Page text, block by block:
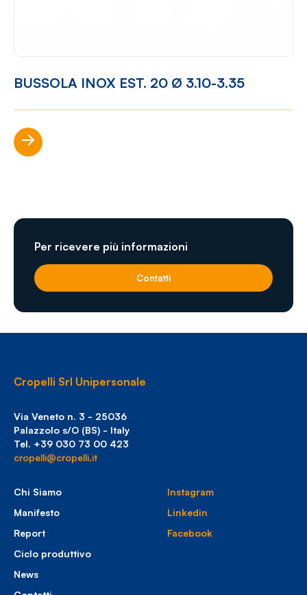
BUSSOLA INOX EST. 20 Ø 3.10-3.35
Scopri di più
Per ricevere più informazioni
Contatti
Cropelli Srl Unipersonale
Via Veneto n. 3 - 25036
Palazzolo s/O (BS) - Italy
Tel. +39 030 73 00 423
cropelli@cropelli.it
Chi Siamo
Manifesto
Report
Ciclo produttivo
News
Instagram
Linkedin
Facebook